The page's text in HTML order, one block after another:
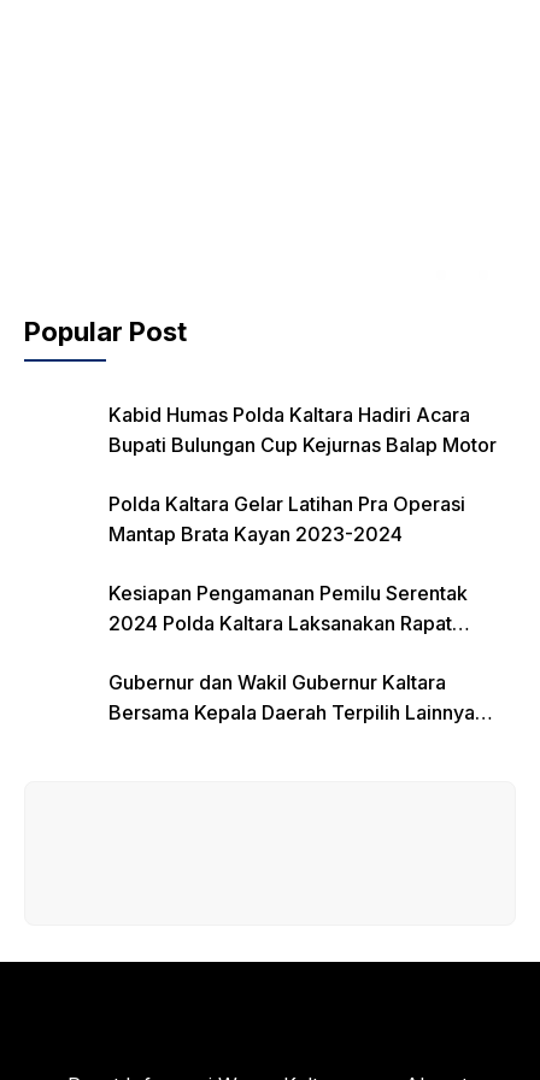
Popular Post
Kabid Humas Polda Kaltara Hadiri Acara
Bupati Bulungan Cup Kejurnas Balap Motor
Polda Kaltara Gelar Latihan Pra Operasi
Mantap Brata Kayan 2023-2024
Kesiapan Pengamanan Pemilu Serentak
2024 Polda Kaltara Laksanakan Rapat
Gubernur dan Wakil Gubernur Kaltara
Bersama Kepala Daerah Terpilih Lainnya